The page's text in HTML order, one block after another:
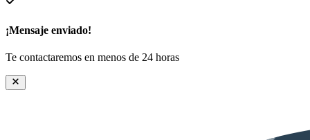
¡Mensaje enviado!
Te contactaremos en menos de 24 horas